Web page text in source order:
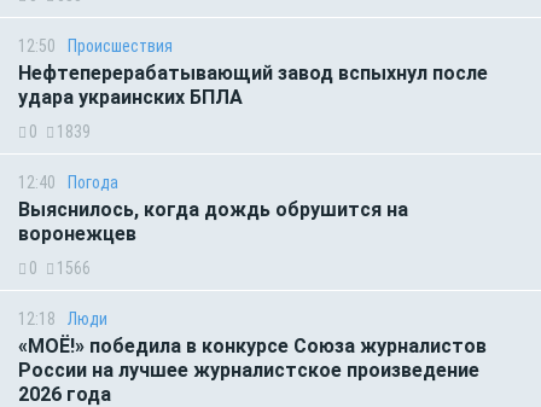
12:50 Происшествия
Нефтеперерабатывающий завод вспыхнул после
удара украинских БПЛА
0 1839
12:40 Погода
Выяснилось, когда дождь обрушится на
воронежцев
0 1566
12:18 Люди
«МОЁ!» победила в конкурсе Союза журналистов
России на лучшее журналистское произведение
2026 года